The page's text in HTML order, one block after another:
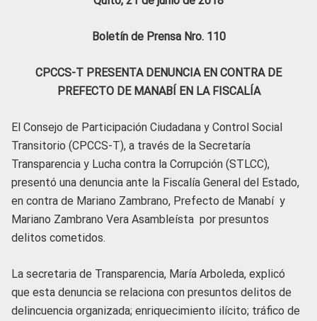
Boletín de Prensa Nro. 110
CPCCS-T PRESENTA DENUNCIA EN CONTRA DE
PREFECTO DE MANABÍ EN LA FISCALÍA
El Consejo de Participación Ciudadana y Control Social
Transitorio (CPCCS-T), a través de la Secretaría
Transparencia y Lucha contra la Corrupción (STLCC),
presentó una denuncia ante la Fiscalía General del Estado,
en contra de Mariano Zambrano, Prefecto de Manabí y
Mariano Zambrano Vera Asambleísta por presuntos
delitos cometidos.
La secretaria de Transparencia, María Arboleda, explicó
que esta denuncia se relaciona con presuntos delitos de
delincuencia organizada; enriquecimiento ilícito; tráfico de